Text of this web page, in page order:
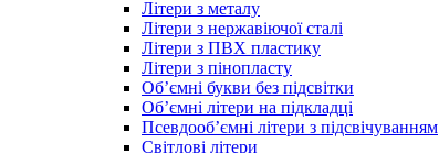
Літери з металу
Літери з нержавіючої сталі
Літери з ПВХ пластику
Літери з пінопласту
Об’ємні букви без підсвітки
Об’ємні літери на підкладці
Псевдооб’ємні літери з підсвічуванням
Світлові літери